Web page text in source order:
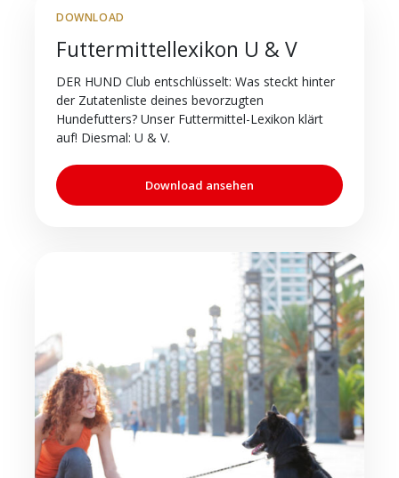
DOWNLOAD
Futtermittellexikon U & V
DER HUND Club entschlüsselt: Was steckt hinter
der Zutatenliste deines bevorzugten
Hundefutters? Unser Futtermittel-Lexikon klärt
auf! Diesmal: U & V.
Download ansehen